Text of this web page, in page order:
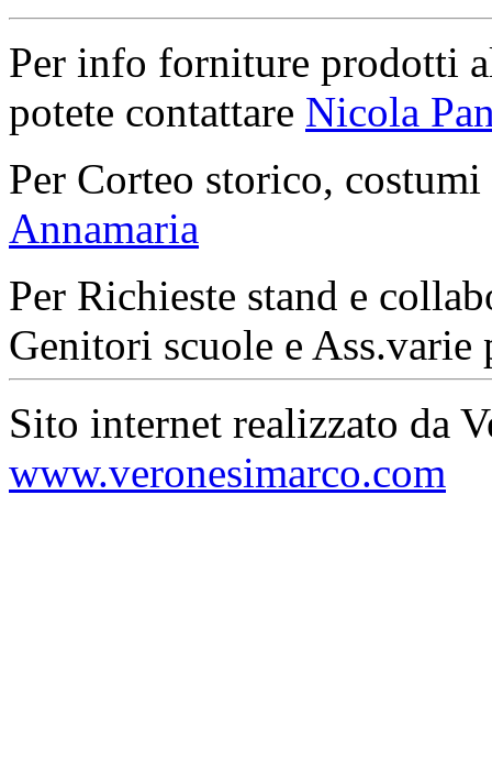
Per info forniture prodotti
potete contattare Nicola
Per Corteo storico,
Annamaria
Per Richieste stand e
Genitori scuole e Ass.varie
Sito internet realizzato da
www.veronesimarco.com